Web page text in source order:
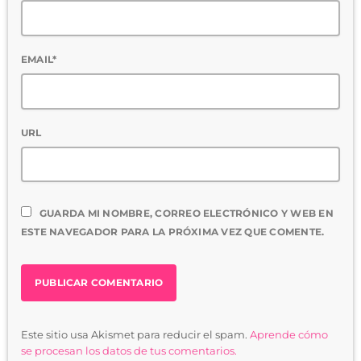
EMAIL*
URL
GUARDA MI NOMBRE, CORREO ELECTRÓNICO Y WEB EN
ESTE NAVEGADOR PARA LA PRÓXIMA VEZ QUE COMENTE.
Este sitio usa Akismet para reducir el spam. Aprende cómo
se procesan los datos de tus comentarios.